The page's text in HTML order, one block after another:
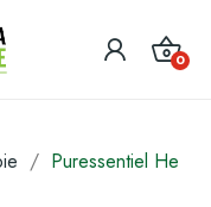
0
Puressentiel He